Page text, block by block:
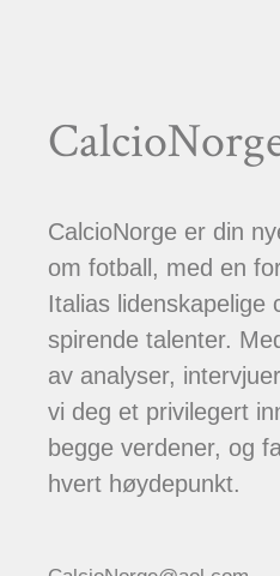
CalcioNorge er din
om fotball, med en
Italias lidenskapelige
spirende talenter.
av analyser,
vi deg et privilegert
begge verdener, og
hvert høydepunkt.